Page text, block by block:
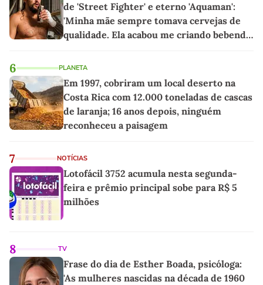
de 'Street Fighter' e eterno 'Aquaman':
'Minha mãe sempre tomava cervejas de
qualidade. Ela acabou me criando bebendo
6 PLANETA
Em 1997, cobriram um local deserto na
Costa Rica com 12.000 toneladas de cascas
de laranja; 16 anos depois, ninguém
reconheceu a paisagem
7 NOTÍCIAS
Lotofácil 3752 acumula nesta segunda-
feira e prêmio principal sobe para R$ 5
milhões
8 TV
Frase do dia de Esther Boada, psicóloga:
'As mulheres nascidas na década de 1960